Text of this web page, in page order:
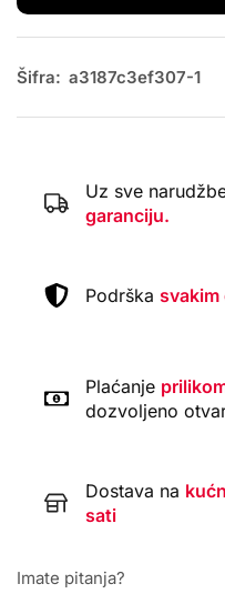
Šifra: a3187c3ef307-1
Uz sve
garanciju.
Podrška svakim
Plaćanje
dozvoljeno
Dostava na
sati
Imate pitanja?